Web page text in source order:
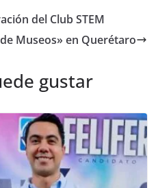
y
Li
k
gr
a
e
del Club STEM
Museos» en Querétaro
gustar